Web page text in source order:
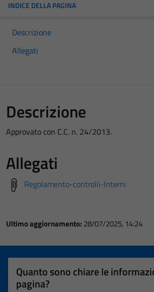
INDICE DELLA PAGINA
Descrizione
Allegati
Descrizione
Approvato con C.C. n. 24/2013.
Allegati
Regolamento-controlli-Interni
Ultimo aggiornamento: 28/07/2025, 14:24
Quanto sono chiare le
pagina?